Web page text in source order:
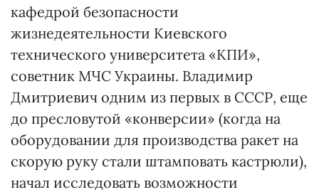
кафедрой безопасности
жизнедеятельности Киевского
технического университета «КПИ»,
советник МЧС Украины. Владимир
Дмитриевич одним из первых в СССР, еще
до пресловутой «конверсии» (когда на
оборудовании для производства ракет на
скорую руку стали штамповать кастрюли),
начал исследовать возможности